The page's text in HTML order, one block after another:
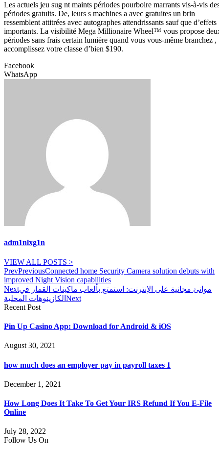
Les actuels jeu sug nt maints périodes pourboire marrants vis-à-vis
périodes gratuits. De, leurs s machines a avec gratuites un brin
ressemblent attitrées avec autographes attendrissants sauf que d’effets
importants. La visibilité Mega Millionaire Wheel™ vous propose
périodes sans frais certain lumière quand vous vous-même branchez ,
accomplissez votre classe d’bien $190.
Facebook
WhatsApp
adm1nlxg1n
VIEW ALL POSTS >
PrevPreviousConnected home Security Camera solution debuts with
improved Night Vision capabilities
Nextموانئ مجانية على الإنترنت: استمتع بألعاب ماكينات القمار في
الكازينوهات المحلية Next
Recent Post
Pin Up Casino App: Download for Android & iOS
August 30, 2021
how much does an employer pay in payroll taxes 1
December 1, 2021
How Long Does It Take To Get Your IRS Refund If You E-File
Online
July 28, 2022
Follow Us On